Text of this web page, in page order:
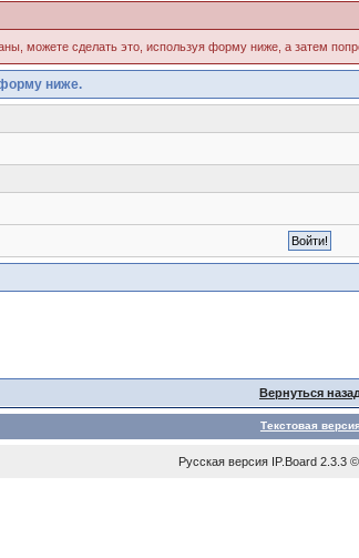
можете сделать это, используя форму ниже, а затем
ниже.
Вернуться назад
Текстовая версия
Русская версия IP.Board 2.3.3